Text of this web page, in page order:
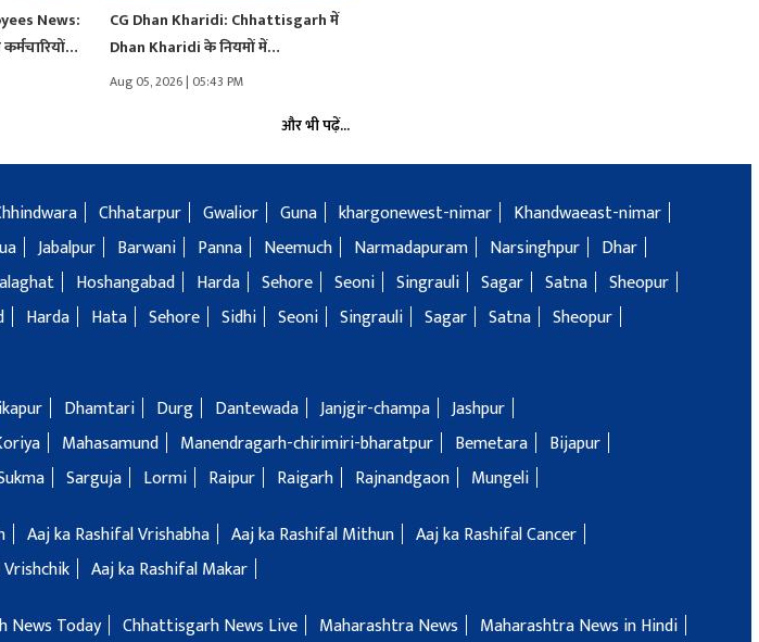
News:
CG Dhan Kharidi: Chhattisgarh में
Dhan Kharidi के नियमों में…
Aug 05, 2026 | 05:43 PM
और भी पढ़ें...
Chhatarpur Gwalior Guna khargonewest-nimar
Khandwaeast-nimar
Jabalpur Barwani Panna Neemuch Narmadapuram Narsinghpur
Dhar
Hoshangabad Harda Sehore Seoni Singrauli Sagar Satna
Sheopur
Harda Hata Sehore Sidhi Seoni Singrauli Sagar Satna
Sheopur
Dhamtari Durg Dantewada Janjgir-champa
Jashpur
Mahasamund Manendragarh-chirimiri-bharatpur Bemetara
Bijapur
Sarguja Lormi Raipur Raigarh Rajnandgaon Mungeli
Aaj ka Rashifal Vrishabha Aaj ka Rashifal Mithun
Aaj ka Rashifal Cancer
Aaj ka Rashifal Makar
News Today Chhattisgarh News Live Maharashtra News
Maharashtra News in Hindi